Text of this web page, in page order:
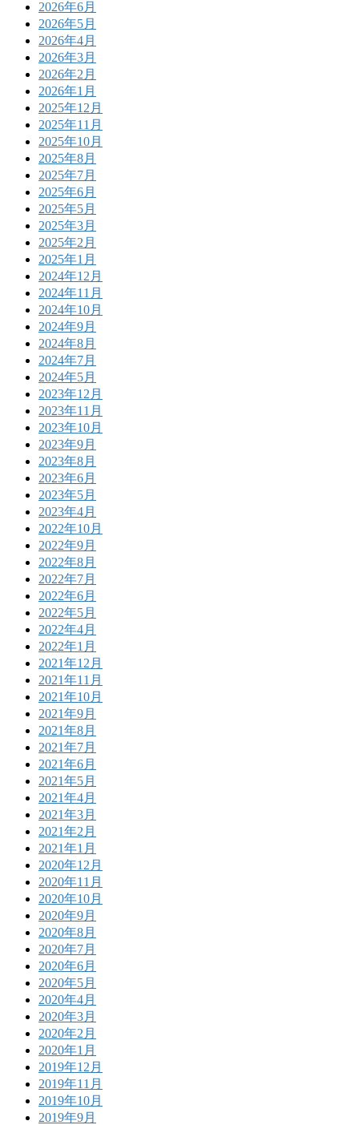
2026年6月
2026年5月
2026年4月
2026年3月
2026年2月
2026年1月
2025年12月
2025年11月
2025年10月
2025年8月
2025年7月
2025年6月
2025年5月
2025年3月
2025年2月
2025年1月
2024年12月
2024年11月
2024年10月
2024年9月
2024年8月
2024年7月
2024年5月
2023年12月
2023年11月
2023年10月
2023年9月
2023年8月
2023年6月
2023年5月
2023年4月
2022年10月
2022年9月
2022年8月
2022年7月
2022年6月
2022年5月
2022年4月
2022年1月
2021年12月
2021年11月
2021年10月
2021年9月
2021年8月
2021年7月
2021年6月
2021年5月
2021年4月
2021年3月
2021年2月
2021年1月
2020年12月
2020年11月
2020年10月
2020年9月
2020年8月
2020年7月
2020年6月
2020年5月
2020年4月
2020年3月
2020年2月
2020年1月
2019年12月
2019年11月
2019年10月
2019年9月